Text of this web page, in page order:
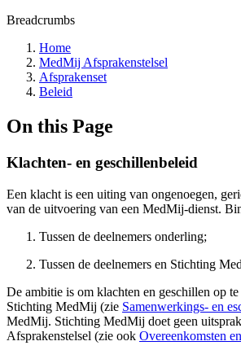
Breadcrumbs
Home
MedMij Afsprakenstelsel
Afsprakenset
Beleid
On this Page
Klachten- en geschillenbeleid
Een klacht is een uiting van ongenoegen,
van de uitvoering van een MedMij-dienst.
Tussen de deelnemers onderling;
Tussen de deelnemers en Stichting
De ambitie is om klachten en geschillen op
Stichting MedMij (zie Samenwerkings- en
MedMij. Stichting MedMij doet geen
Afsprakenstelsel (zie ook Overeenkomsten